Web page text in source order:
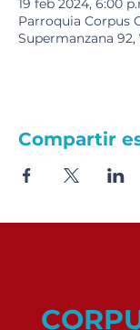
19 feb 2024, 6:00
Parroquia Corpus
Supermanzana 92,
Compartir